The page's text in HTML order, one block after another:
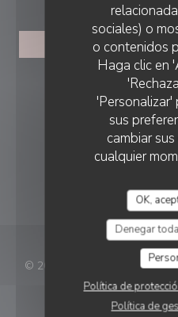
sociales) o
o contenidos
Haga clic en
sus
cambiar
cualquier
parte inferior
OK,
Denegar
Política de
Política de
© 2026 Restaurant
de página web de
Menciones legales
RESTAURANT